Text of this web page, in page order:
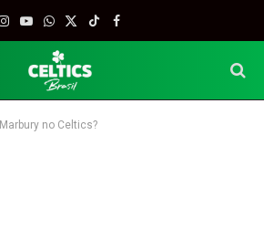
Instagram
YouTube
WhatsApp
X
TikTokFacebook
Marbury no Celtics?